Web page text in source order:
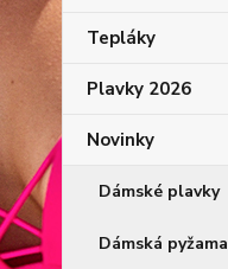
Tepláky
Plavky 2026
Novinky
Dámské plavky
Dámská pyžama